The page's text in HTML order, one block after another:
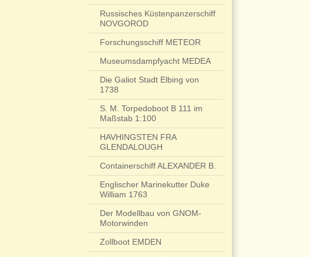
Russisches Küstenpanzerschiff
NOVGOROD
Forschungsschiff METEOR
Museumsdampfyacht MEDEA
Die Galiot Stadt Elbing von
1738
S. M. Torpedoboot B 111 im
Maßstab 1:100
HAVHINGSTEN FRA
GLENDALOUGH
Containerschiff ALEXANDER B.
Englischer Marinekutter Duke
William 1763
Der Modellbau von GNOM-
Motorwinden
Zollboot EMDEN